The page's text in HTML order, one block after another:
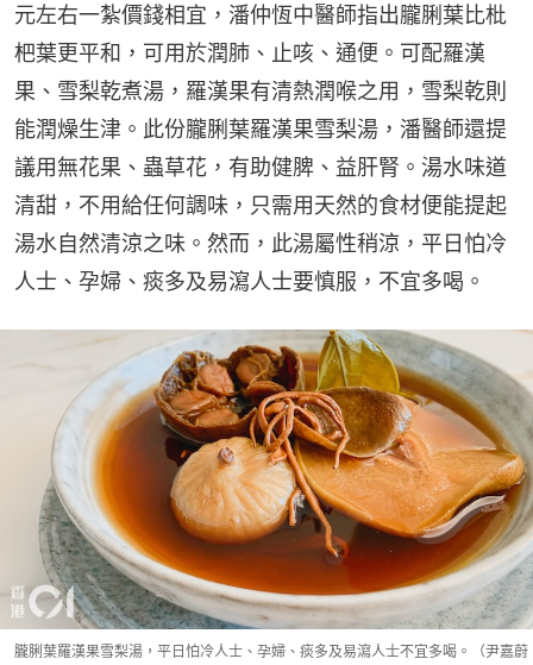
元左右一紮價錢相宜，潘仲恆中醫師指出朧脷葉比枇
杷葉更平和，可用於潤肺、止咳、通便。可配羅漢
果、雪梨乾煮湯，羅漢果有清熱潤喉之用，雪梨乾則
能潤燥生津。此份朧脷葉羅漢果雪梨湯，潘醫師還提
議用無花果、蟲草花，有助健脾、益肝腎。湯水味道
清甜，不用給任何調味，只需用天然的食材便能提起
湯水自然清涼之味。然而，此湯屬性稍涼，平日怕冷
人士、孕婦、痰多及易瀉人士要慎服，不宜多喝。
朧脷葉羅漢果雪梨湯，平日怕冷人士、孕婦、痰多及易瀉人士不宜多喝。（尹嘉蔚